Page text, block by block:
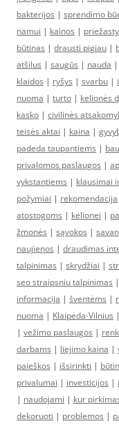
bakterijos | sprendimo
namui | kainos |
būtinas | drausti pigiau |
atšilus | saugūs | nauda |
klaidos | ryšys | svarbu |
nuoma | turto | kelionės
kasko | civilinės
teisės aktai | kaina |
padeda taupantiems |
privalomos paslaugos |
vykstantiems | klausimai
požymiai | rekomendacija
atostogoms | kelionei |
žmonės | sąvokos |
naujienos | draudimas
talpinimas | skrydžiai |
seo straipsniu talpinimas |
informacija | šventėms |
nuoma | Klaipėda-Vilnius |
| vežimo paslaugos |
darbams | liejimo kaina |
paieškos | išsirinkti |
privalumai | investicijos |
| naudojami | kur
dekoruoti | problemos |